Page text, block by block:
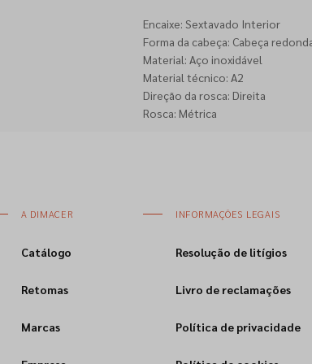
Encaixe: Sextavado Interior
Forma da cabeça: Cabeça
Material: Aço inoxidável
Material técnico: A2
Direção da rosca: Direita
Rosca: Métrica
A DIMACER
Catálogo
Retomas
Marcas
INFORMAÇÕES LEGAIS
Resolução de litígios
Livro de reclamações
Política de privacidade